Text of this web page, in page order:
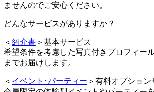
ませんのでご安心ください。
どんなサービスがありますか？
＜ 紹介書 ＞基本サービス
希望条件を考慮した写真付きプロフィー
までお届けします。
＜ イベント･パーティー ＞有料オプション